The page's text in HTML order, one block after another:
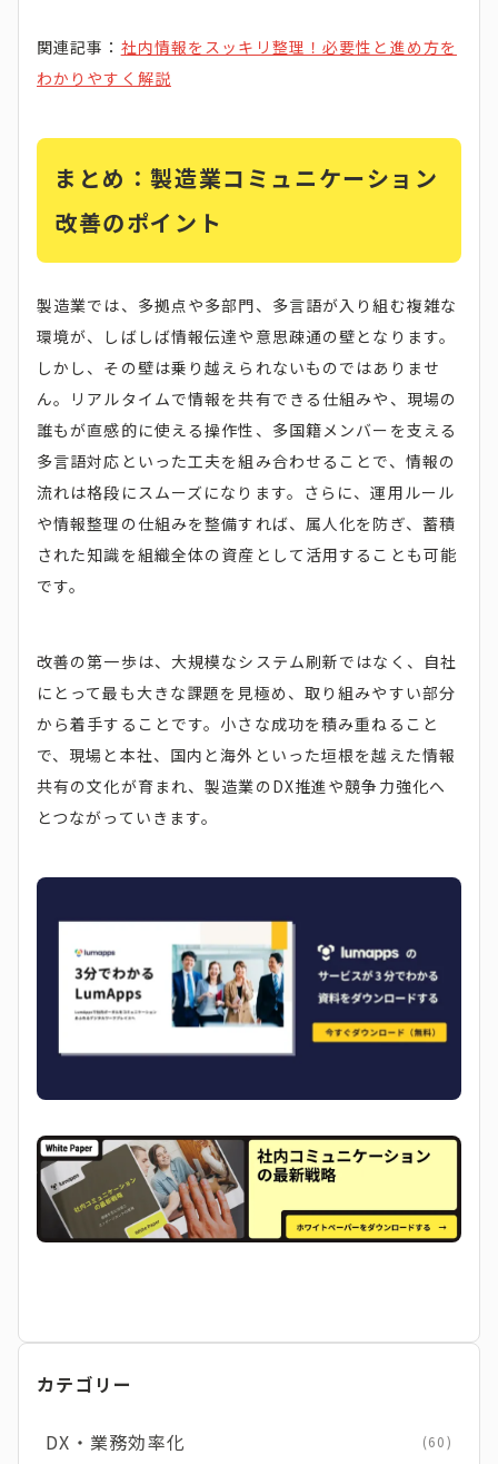
関連記事： 社内情報をスッキリ整理！必要性と進め方を
わかりやすく解説
まとめ：製造業コミュニケーション
改善のポイント
製造業では、多拠点や多部門、多言語が入り組む複雑な
環境が、しばしば情報伝達や意思疎通の壁となります。
しかし、その壁は乗り越えられないものではありませ
ん。リアルタイムで情報を共有できる仕組みや、現場の
誰もが直感的に使える操作性、多国籍メンバーを支える
多言語対応といった工夫を組み合わせることで、情報の
流れは格段にスムーズになります。さらに、運用ルール
や情報整理の仕組みを整備すれば、属人化を防ぎ、蓄積
された知識を組織全体の資産として活用することも可能
です。
改善の第一歩は、大規模なシステム刷新ではなく、自社
にとって最も大きな課題を見極め、取り組みやすい部分
から着手することです。小さな成功を積み重ねること
で、現場と本社、国内と海外といった垣根を越えた情報
共有の文化が育まれ、製造業のDX推進や競争力強化へ
とつながっていきます。
カテゴリー
DX・業務効率化 (60)